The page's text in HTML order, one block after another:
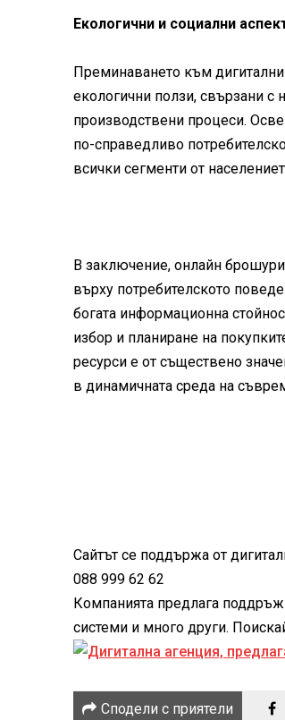
Екологични и социални
Преминаването към
екологични ползи, свързани с
производствени процеси.
по-справедливо
всички сегменти от
В заключение, онлайн
върху потребителското
богата информационна
избор и планиране на
ресурси е от съществено
в динамичната среда на
Сайтът се поддържа от
088 999 62 62
Компанията предлага
системи и много други.
Сподели с приятели